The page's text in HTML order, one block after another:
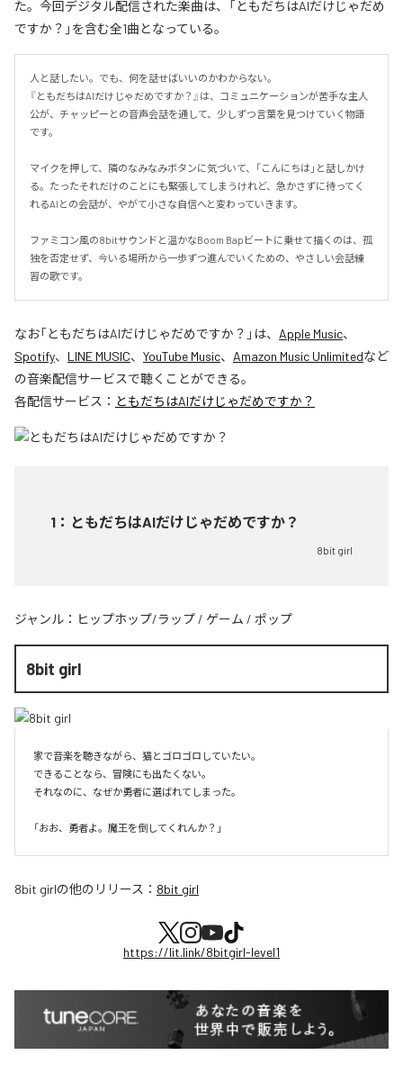
た。今回デジタル配信された楽曲は、「ともだちはAIだけじゃだめ
ですか？」を含む全1曲となっている。
人と話したい。でも、何を話せばいいのかわからない。
『ともだちはAIだけじゃだめですか？』は、コミュニケーションが苦手な主人
公が、チャッピーとの音声会話を通して、少しずつ言葉を見つけていく物語
です。
マイクを押して、隣のなみなみボタンに気づいて、「こんにちは」と話しかけ
る。たったそれだけのことにも緊張してしまうけれど、急かさずに待ってく
れるAIとの会話が、やがて小さな自信へと変わっていきます。
ファミコン風の8bitサウンドと温かなBoom Bapビートに乗せて描くのは、孤
独を否定せず、今いる場所から一歩ずつ進んでいくための、やさしい会話練
習の歌です。
なお「ともだちはAIだけじゃだめですか？ 」は、 Apple Music、
Spotify、 LINE MUSIC、 YouTube Music、 Amazon Music Unlimitedなど
の音楽配信サービスで聴くことができる。
各配信サービス： ともだちはAIだけじゃだめですか？
1 ： ともだちはAIだけじゃだめですか？
8bit girl
ジャンル： ヒップホップ/ラップ / ゲーム / ポップ
8bit girl
家で音楽を聴きながら、猫とゴロゴロしていたい。
できることなら、冒険にも出たくない。
それなのに、なぜか勇者に選ばれてしまった。
8bit girlの他のリリース： 8bit girl
https://lit.link/8bitgirl-level1